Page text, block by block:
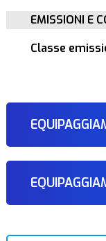
EMISSIONI E
Classe